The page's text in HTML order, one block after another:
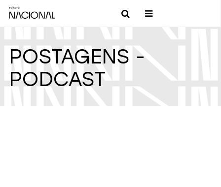
POSTAGENS -
PODCAST